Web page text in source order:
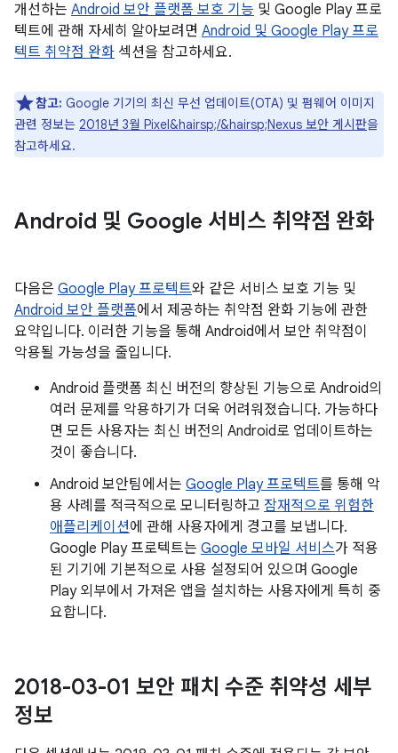
개선하는 Android 보안 플랫폼 보호 기능 및 Google Play 프로
텍트에 관해 자세히 알아보려면 Android 및 Google Play 프로
텍트 취약점 완화 섹션을 참고하세요.
참고: Google 기기의 최신 무선 업데이트(OTA) 및 펌웨어 이미지
관련 정보는 2018년 3월 Pixel&hairsp;/&hairsp;Nexus 보안 게시판을
참고하세요.
Android 및 Google 서비스 취약점 완화
다음은 Google Play 프로텍트와 같은 서비스 보호 기능 및
Android 보안 플랫폼에서 제공하는 취약점 완화 기능에 관한
요약입니다. 이러한 기능을 통해 Android에서 보안 취약점이
악용될 가능성을 줄입니다.
Android 플랫폼 최신 버전의 향상된 기능으로 Android의
여러 문제를 악용하기가 더욱 어려워졌습니다. 가능하다
면 모든 사용자는 최신 버전의 Android로 업데이트하는
것이 좋습니다.
Android 보안팀에서는 Google Play 프로텍트를 통해 악
용 사례를 적극적으로 모니터링하고 잠재적으로 위험한
애플리케이션에 관해 사용자에게 경고를 보냅니다.
Google Play 프로텍트는 Google 모바일 서비스가 적용
된 기기에 기본적으로 사용 설정되어 있으며 Google
Play 외부에서 가져온 앱을 설치하는 사용자에게 특히 중
요합니다.
2018-03-01 보안 패치 수준 취약성 세부
정보